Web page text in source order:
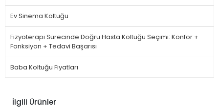
Ev Sinema Koltuğu
Fizyoterapi Sürecinde Doğru Hasta Koltuğu Seçimi: Konfor +
Fonksiyon + Tedavi Başarısı
Baba Koltuğu Fiyatları
İlgili Ürünler